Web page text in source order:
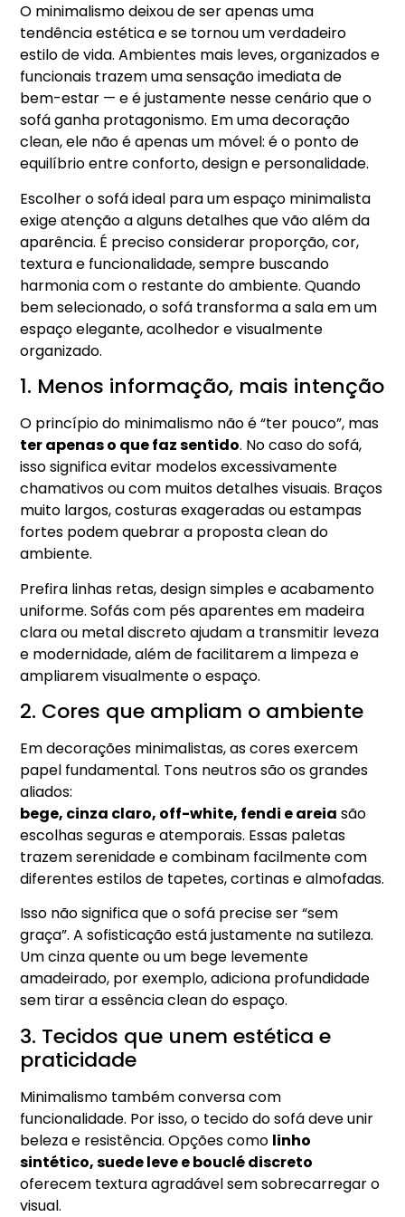
O minimalismo deixou de ser apenas uma
tendência estética e se tornou um verdadeiro
estilo de vida. Ambientes mais leves, organizados e
funcionais trazem uma sensação imediata de
bem-estar — e é justamente nesse cenário que o
sofá ganha protagonismo. Em uma decoração
clean, ele não é apenas um móvel: é o ponto de
equilíbrio entre conforto, design e personalidade.
Escolher o sofá ideal para um espaço minimalista
exige atenção a alguns detalhes que vão além da
aparência. É preciso considerar proporção, cor,
textura e funcionalidade, sempre buscando
harmonia com o restante do ambiente. Quando
bem selecionado, o sofá transforma a sala em um
espaço elegante, acolhedor e visualmente
organizado.
1. Menos informação, mais intenção
O princípio do minimalismo não é “ter pouco”, mas
ter apenas o que faz sentido. No caso do sofá,
isso significa evitar modelos excessivamente
chamativos ou com muitos detalhes visuais. Braços
muito largos, costuras exageradas ou estampas
fortes podem quebrar a proposta clean do
ambiente.
Prefira linhas retas, design simples e acabamento
uniforme. Sofás com pés aparentes em madeira
clara ou metal discreto ajudam a transmitir leveza
e modernidade, além de facilitarem a limpeza e
ampliarem visualmente o espaço.
2. Cores que ampliam o ambiente
Em decorações minimalistas, as cores exercem
papel fundamental. Tons neutros são os grandes
aliados:
bege, cinza claro, off-white, fendi e areia são
escolhas seguras e atemporais. Essas paletas
trazem serenidade e combinam facilmente com
diferentes estilos de tapetes, cortinas e almofadas.
Isso não significa que o sofá precise ser “sem
graça”. A sofisticação está justamente na sutileza.
Um cinza quente ou um bege levemente
amadeirado, por exemplo, adiciona profundidade
sem tirar a essência clean do espaço.
3. Tecidos que unem estética e
praticidade
Minimalismo também conversa com
funcionalidade. Por isso, o tecido do sofá deve unir
beleza e resistência. Opções como linho
sintético, suede leve e bouclé discreto
oferecem textura agradável sem sobrecarregar o
visual.